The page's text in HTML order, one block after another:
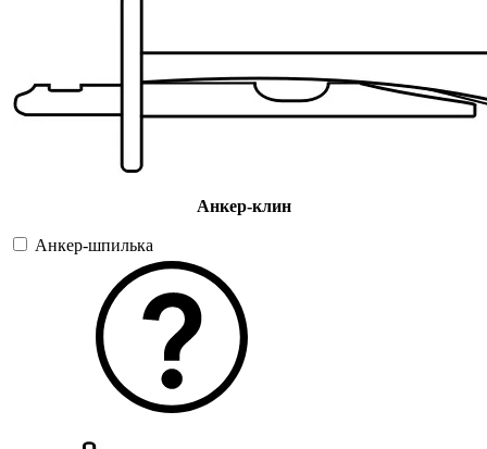
Анкер-клин
Анкер-шпилька